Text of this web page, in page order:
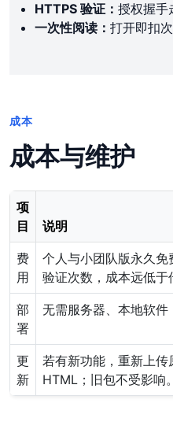
HTTPS 验证： 授权握手
一次性阅读： 打开即扣
成本
成本与维护
项
目
说明
费
用
个人与小团队版永久
验证次数，成本远低于
部
署
无需服务器、本地软件
更
新
若有新功能，重新上传
HTML；旧包不受影响。